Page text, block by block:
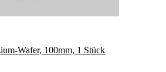
Wafer, 100mm, 1 Stück